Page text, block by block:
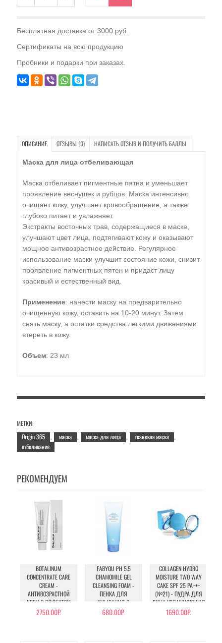
Бесплатная доставка от 3000 руб.
Сертификаты на всю продукцию
Пробники и подарки при заказах.
ОПИСАНИЕ ОТЗЫВЫ (0) НАПИСАТЬ ОТЗЫВ И ПОЛУЧИТЬ БАЛЛЫ
Маска для лица отбеливающая
Маска отбеливает пигментные пятна и уменьшает
проявление веснушек и рубцов. Маска интенсивно
очищает кожу, улучшает кровообращение, а также
глубоко питает и увлажняет.
Экстракты восточных трав, содержащиеся в маске,
улучшают цвет лица, подтягивают кожу и оказывают
мощное антивозрастное действие. Регулярное
использование маски улучшит состояние кожи, снизит
проявление пигментных пятен и придаст лицу
красивый и естественный вид.
Применение: нанести маску на предварительно
очищенную кожу, оставить на 10-20 минут. Затем
снять маску, а остатки средства легкими движениями
втереть в кожу.
Объем: 23 мл
МЕТКИ:
Origin 365
маска маска для лица тканевая маска
отбеливание
РЕКОМЕНДУЕМ
BOTALINUM
CONCENTRATE CARE
CREAM -
АНТИВОЗРАСТНОЙ
КРЕМ С ЭФФЕКТОМ
БОТОКСА
2750.00Р.
FABYOU PH 5.5
CHAMOMILE GEL
CLEANSING FOAM -
ПЕНКА ДЛЯ
УМЫВАНИЯ С
РОМАШКОЙ
680.00Р.
COLLAGEN HYDRO
MOISTURE TWO WAY
CAKE SPF 25 PA+++
(№21) - ПУДРА ДЛЯ
ЛИЦА УВЛАЖНЯЮЩАЯ
С КОЛЛАГЕНОМ (№21)
1690.00Р.